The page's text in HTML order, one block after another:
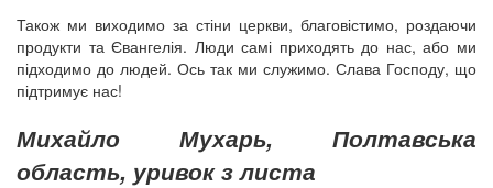
Також ми виходимо за стіни церкви, благовістимо, роздаючи
продукти та Євангелія. Люди самі приходять до нас, або ми
підходимо до людей. Ось так ми служимо. Слава Господу, що
підтримує нас!
Михайло Мухарь, Полтавська
область, уривок з листа